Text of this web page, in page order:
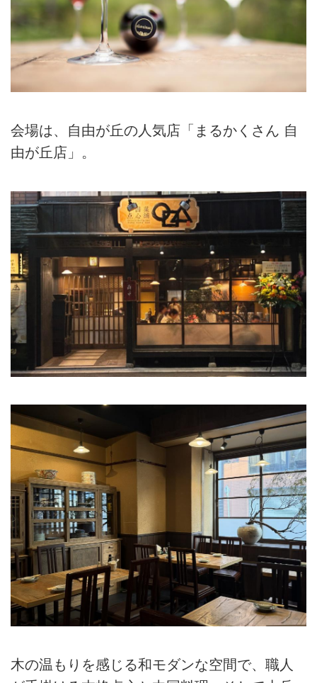
会場は、自由が丘の人気店「まるかくさん 自
由が丘店」。
木の温もりを感じる和モダンな空間で、職人